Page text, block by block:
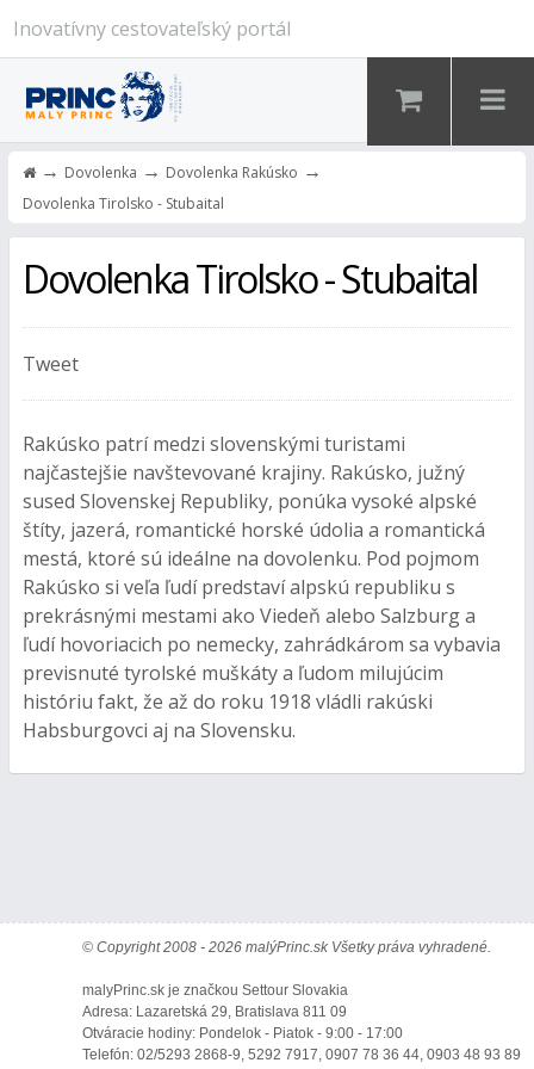
Inovatívny cestovateľský portál
→ Dovolenka → Dovolenka Rakúsko →
Dovolenka Tirolsko - Stubaital
Dovolenka Tirolsko - Stubaital
Tweet
Rakúsko patrí medzi slovenskými turistami
najčastejšie navštevované krajiny. Rakúsko, južný
sused Slovenskej Republiky, ponúka vysoké alpské
štíty, jazerá, romantické horské údolia a romantická
mestá, ktoré sú ideálne na dovolenku. Pod pojmom
Rakúsko si veľa ľudí predstaví alpskú republiku s
prekrásnými mestami ako Viedeň alebo Salzburg a
ľudí hovoriacich po nemecky, zahrádkárom sa vybavia
previsnuté tyrolské muškáty a ľudom milujúcim
históriu fakt, že až do roku 1918 vládli rakúski
Habsburgovci aj na Slovensku.
© Copyright 2008 - 2026 malýPrinc.sk Všetky práva vyhradené.
malyPrinc.sk je značkou Settour Slovakia
Adresa: Lazaretská 29, Bratislava 811 09
Otváracie hodiny: Pondelok - Piatok - 9:00 - 17:00
Telefón: 02/5293 2868-9, 5292 7917, 0907 78 36 44, 0903 48 93 89